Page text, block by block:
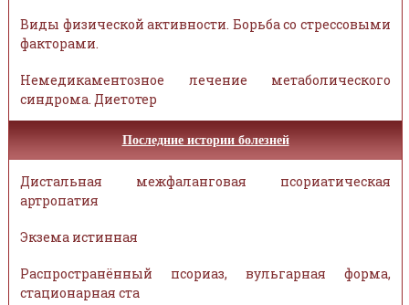
Виды физической активности. Борьба со стрессовыми
факторами.
Немедикаментозное лечение метаболического
синдрома. Диетотер
Последние истории болезней
Дистальная межфаланговая псориатическая
артропатия
Экзема истинная
Распространённый псориаз, вульгарная форма,
стационарная ста